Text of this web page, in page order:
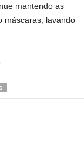
mantendo as
máscaras, lavando